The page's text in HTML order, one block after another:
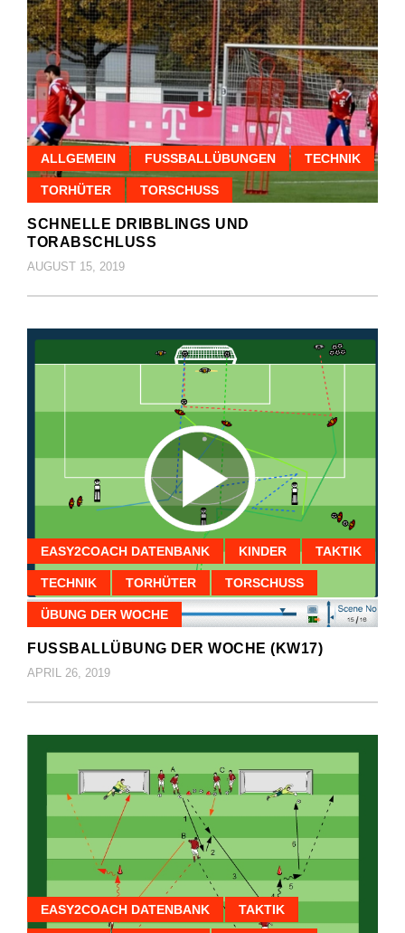
ALLGEMEIN FUSSBALLÜBUNGEN TECHNIK
TORHÜTER TORSCHUSS
SCHNELLE DRIBBLINGS UND
TORABSCHLUSS
AUGUST 15, 2019
EASY2COACH DATENBANK KINDER TAKTIK
TECHNIK TORHÜTER TORSCHUSS
ÜBUNG DER WOCHE
FUSSBALLÜBUNG DER WOCHE (KW17)
APRIL 26, 2019
EASY2COACH DATENBANK TAKTIK